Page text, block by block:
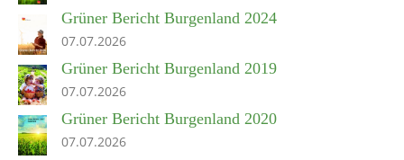
Grüner Bericht Burgenland 2024
07.07.2026
Grüner Bericht Burgenland 2019
07.07.2026
Grüner Bericht Burgenland 2020
07.07.2026